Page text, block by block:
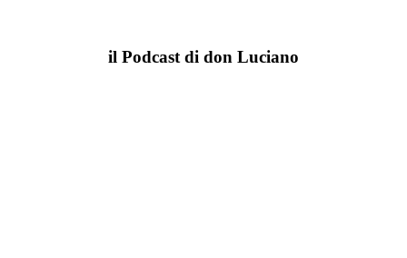
il Podcast di don Luciano